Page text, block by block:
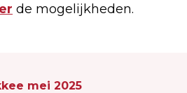
de mogelijkheden.
mei 2025